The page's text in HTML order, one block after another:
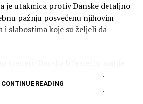
je utakmica protiv Danske detaljno
pažnju posvećenu njihovim
slabostima koje su željeli da
od Slovačke, koju smo savladali
Prije svega, Danska nije ekipa koja
CONTINUE READING